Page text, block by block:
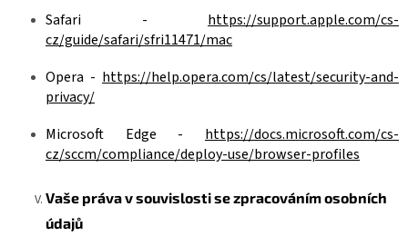
Safari - https://support.apple.com/cs-
cz/guide/safari/sfri11471/mac
Opera - https://help.opera.com/cs/latest/security-and-
privacy/
Microsoft Edge - https://docs.microsoft.com/cs-
cz/sccm/compliance/deploy-use/browser-profiles
Vaše práva v souvislosti se zpracováním osobních
údajů